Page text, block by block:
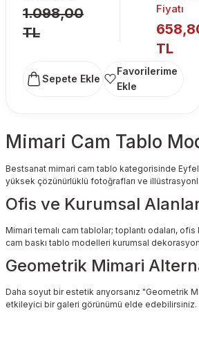
1.098,00
TL
Fiyatı
TL
Sepete Ekle
Mimari Cam Tablo
Bestsanat mimari cam tablo kategorisinde
yüksek çözünürlüklü fotoğrafları ve
Ofis ve Kurumsal
Mimari temalı cam tablolar; toplantı odaları,
cam baskı tablo modelleri kurumsal
Geometrik Mimari
Daha soyut bir estetik arıyorsanız "Geometrik
etkileyici bir galeri görünümü elde edebilirsiniz.